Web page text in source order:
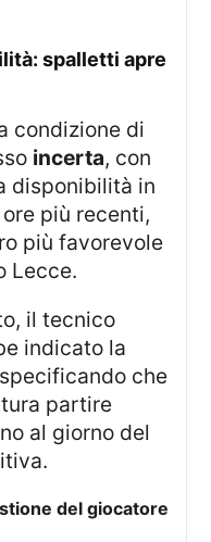
incerta, con
disponibilità in
più recenti,
più favorevole
Lecce.
il tecnico
indicato la
che
partire
al giorno del
del giocatore